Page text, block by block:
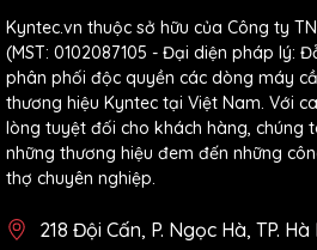
Kyntec.vn thuộc sở hữu của Công ty
(MST: 0102087105 - Đại diện pháp lý:
phân phối độc quyền các dòng máy
thương hiệu Kyntec tại Việt Nam. Với
lòng tuyệt đối cho khách hàng, chúng
những thương hiệu đem đến những
thợ chuyên nghiệp.
218 Đội Cấn, P. Ngọc Hà, TP. Hà